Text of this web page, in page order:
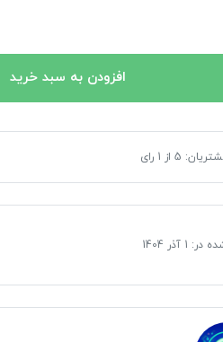
افزودن به سبد خرید
5 از 1 رای
در: 1 آذر 1404